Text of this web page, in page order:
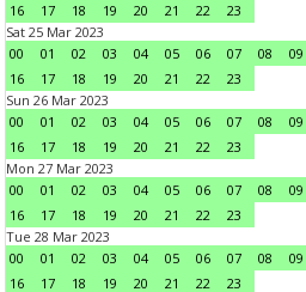
16
17 18 19 20 21 22
23
Sat 25 Mar 2023
00
01 02 03 04 05 06 07 08 09
16
17 18 19 20 21 22
23
Sun 26 Mar 2023
00
01 02 03 04 05 06 07 08 09
16
17 18 19 20 21 22
23
Mon 27 Mar 2023
00
01 02 03 04 05 06 07 08 09
16
17 18 19 20 21 22
23
Tue 28 Mar 2023
00
01 02 03 04 05 06 07 08 09
16
17 18 19 20 21 22
23